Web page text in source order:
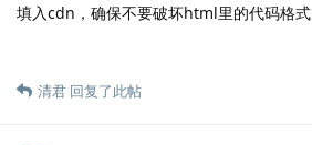
填入cdn，确保不要破坏html里的代码格式
清君 回复了此帖